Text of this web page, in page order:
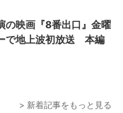
の映画『8番出口』金曜
で地上波初放送 本編
> 新着記事をもっと見る